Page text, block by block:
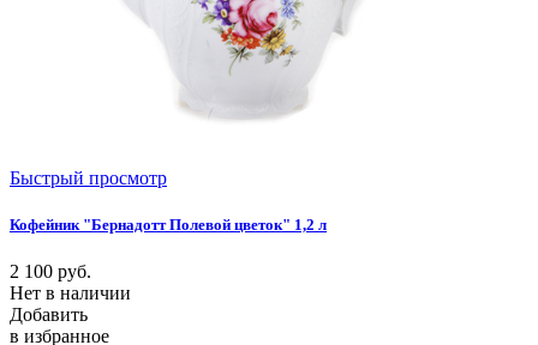
Быстрый просмотр
Кофейник "Бернадотт Полевой цветок" 1,2 л
2 100 руб.
Нет в наличии
Добавить
в избранное